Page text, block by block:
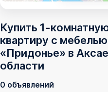
Купить 1-
квартиру с
«Придонье» в
области
0 объявлений